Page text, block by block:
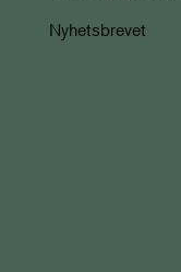
Nyhetsbrevet